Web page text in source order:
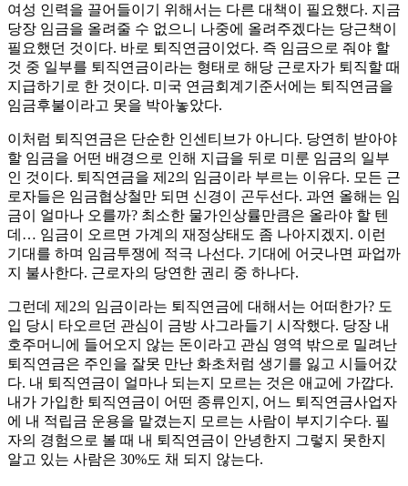
여성 인력을 끌어들이기 위해서는 다른 대책이 필요했다. 지금
당장 임금을 올려줄 수 없으니 나중에 올려주겠다는 당근책이
필요했던 것이다. 바로 퇴직연금이었다. 즉 임금으로 줘야 할
것 중 일부를 퇴직연금이라는 형태로 해당 근로자가 퇴직할 때
지급하기로 한 것이다. 미국 연금회계기준서에는 퇴직연금을
임금후불이라고 못을 박아놓았다.
이처럼 퇴직연금은 단순한 인센티브가 아니다. 당연히 받아야
할 임금을 어떤 배경으로 인해 지급을 뒤로 미룬 임금의 일부
인 것이다. 퇴직연금을 제2의 임금이라 부르는 이유다. 모든 근
로자들은 임금협상철만 되면 신경이 곤두선다. 과연 올해는 임
금이 얼마나 오를까? 최소한 물가인상률만큼은 올라야 할 텐
데… 임금이 오르면 가계의 재정상태도 좀 나아지겠지. 이런
기대를 하며 임금투쟁에 적극 나선다. 기대에 어긋나면 파업까
지 불사한다. 근로자의 당연한 권리 중 하나다.
그런데 제2의 임금이라는 퇴직연금에 대해서는 어떠한가? 도
입 당시 타오르던 관심이 금방 사그라들기 시작했다. 당장 내
호주머니에 들어오지 않는 돈이라고 관심 영역 밖으로 밀려난
퇴직연금은 주인을 잘못 만난 화초처럼 생기를 잃고 시들어갔
다. 내 퇴직연금이 얼마나 되는지 모르는 것은 애교에 가깝다.
내가 가입한 퇴직연금이 어떤 종류인지, 어느 퇴직연금사업자
에 내 적립금 운용을 맡겼는지 모르는 사람이 부지기수다. 필
자의 경험으로 볼 때 내 퇴직연금이 안녕한지 그렇지 못한지
알고 있는 사람은 30%도 채 되지 않는다.